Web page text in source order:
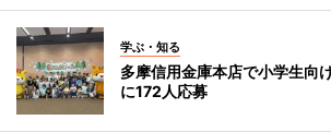
学ぶ・知る
多摩信用金庫本店で小学生
に172人応募